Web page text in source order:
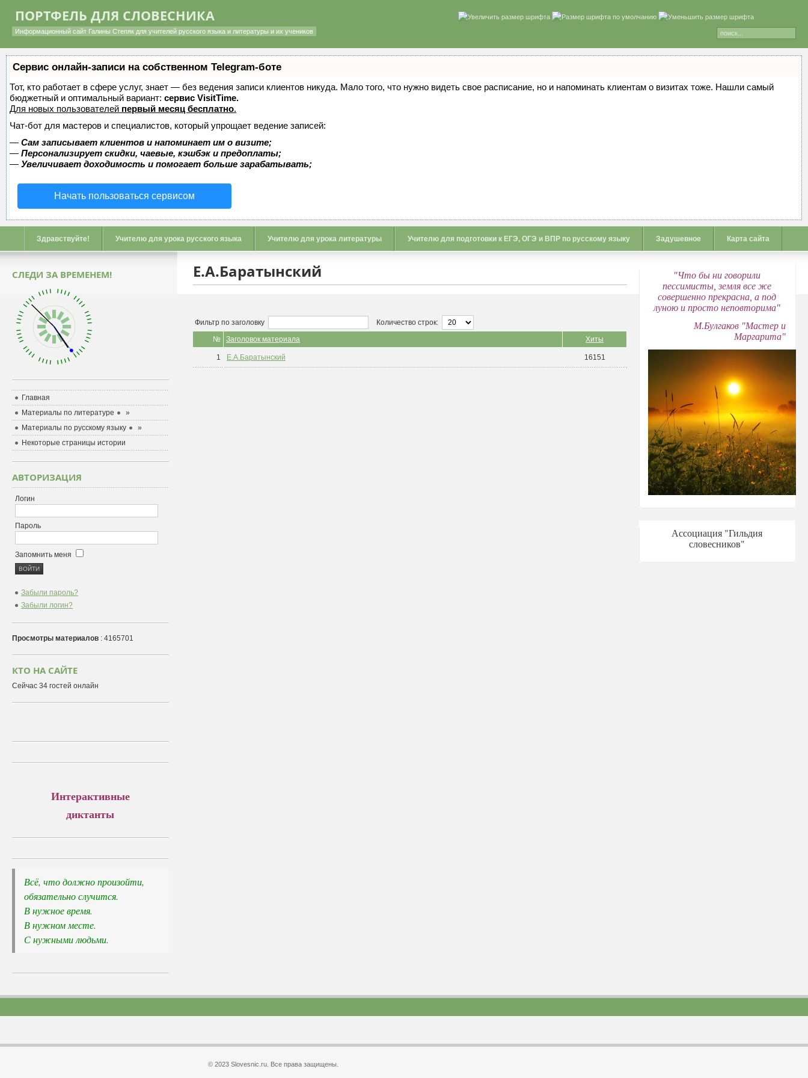
ПОРТФЕЛЬ ДЛЯ СЛОВЕСНИКА
Информационный сайт Галины Степяк для учителей русского языка и литературы и их учеников
Сервис онлайн-записи на собственном Telegram-боте
Тот, кто работает в сфере услуг, знает — без ведения записи клиентов никуда. Мало того, что нужно видеть свое расписание, но и напоминать клиентам о визитах тоже. Нашли самый
бюджетный и оптимальный вариант: сервис VisitTime.
Для новых пользователей первый месяц бесплатно.
Чат-бот для мастеров и специалистов, который упрощает ведение записей:
— Сам записывает клиентов и напоминает им о визите;
— Персонализирует скидки, чаевые, кэшбэк и предоплаты;
— Увеличивает доходимость и помогает больше зарабатывать;
Начать пользоваться сервисом
Здравствуйте! Учителю для урока русского языка Учителю для урока литературы Учителю для подготовки к ЕГЭ, ОГЭ и ВПР по русскому языку Задушевное Карта сайта
Е.А.Баратынский
Фильтр по заголовку
Количество строк:
№
Заголовок материала Хиты
1 Е.А.Баратынский 16151
СЛЕДИ ЗА ВРЕМЕНЕМ!
Главная
Материалы по литературе
»
Материалы по русскому языку
»
Некоторые страницы истории
АВТОРИЗАЦИЯ
Логин
Пароль
Запомнить меня
Забыли пароль?
Забыли логин?
Просмотры материалов : 4165701
КТО НА САЙТЕ
Сейчас 34 гостей онлайн
Интерактивные
диктанты
Всё, что должно произойти,
обязательно случится.
В нужное время.
В нужном месте.
С нужными людьми.
"Что бы ни говорили
пессимисты, земля все же
совершенно прекрасна, а под
луною и просто неповторима"
М.Булгаков "Мастер и
Маргарита"
Ассоциация "Гильдия
словесников"
© 2023 Slovesnic.ru. Все права защищены.